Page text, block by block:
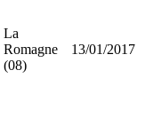
La
Romagne
(08)
13/01/2017